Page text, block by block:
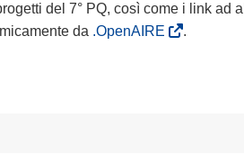
del 7° PQ, così come i link ad
da .OpenAIRE .